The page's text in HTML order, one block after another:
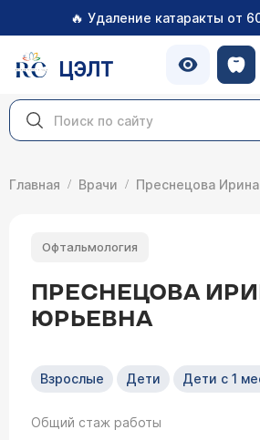
🔥 Удаление катаракты от
ЦЭЛТ
Главная Врачи Преснецова
Офтальмология
ПРЕСНЕЦОВА
ЮРЬЕВНА
Взрослые Дети Дети с 1
Общий стаж работы